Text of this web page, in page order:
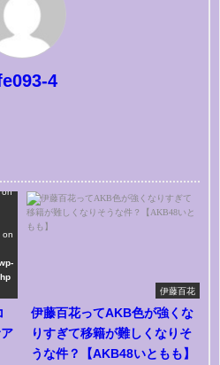
4
on
on
伊藤百花
伊藤百花ってAKB色が強くな
りすぎて移籍が難しくなりそ
うな件？【AKB48いともも】